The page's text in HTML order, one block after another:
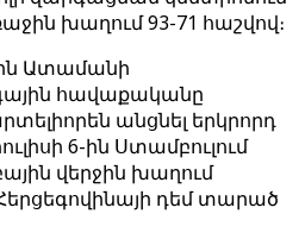
խաղում 93-71 հաշվով։
Ատամանի
հավաքականը
անցնել երկրորդ
6-ին Ստամբուլում
վերջին խաղում
դեմ տարած